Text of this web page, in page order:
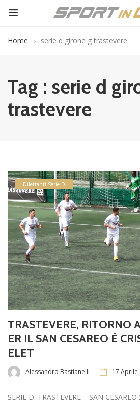
Home serie d girone g trastevere
Tag : serie d
trastevere
Dilettanti Serie D
TRASTEVERE, RITORNO
ER IL SAN CESAREO È
ELET
Alessandro Bastianelli 17 Aprile
SERIE D: TRASTEVERE – SAN